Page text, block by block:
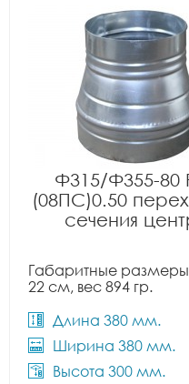
Ф315/Ф355-80
(08ПС)0.50
сечения
Габаритные размеры:
22 см, вес 894 гр.
Длина 380 мм.
Ширина 380 мм.
Высота 300 мм.